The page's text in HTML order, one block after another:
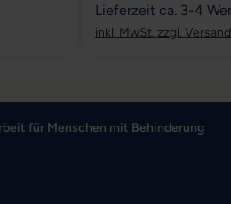
Lieferzeit ca. 3-4
inkl. MwSt. zzgl. Versand
für Menschen mit Behinderung